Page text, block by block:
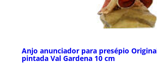
Anjo anunciador para presépio
pintada Val Gardena 10 cm